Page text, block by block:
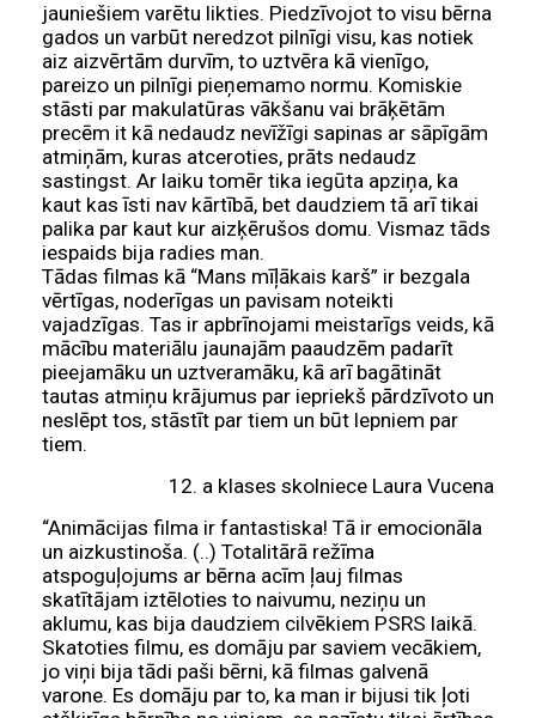
jauniešiem varētu likties. Piedzīvojot to visu bērna
gados un varbūt neredzot pilnīgi visu, kas notiek
aiz aizvērtām durvīm, to uztvēra kā vienīgo,
pareizo un pilnīgi pieņemamo normu. Komiskie
stāsti par makulatūras vākšanu vai brāķētām
precēm it kā nedaudz nevīžīgi sapinas ar sāpīgām
atmiņām, kuras atceroties, prāts nedaudz
sastingst. Ar laiku tomēr tika iegūta apziņa, ka
kaut kas īsti nav kārtībā, bet daudziem tā arī tikai
palika par kaut kur aizķērušos domu. Vismaz tāds
iespaids bija radies man.
Tādas filmas kā “Mans mīļākais karš” ir bezgala
vērtīgas, noderīgas un pavisam noteikti
vajadzīgas. Tas ir apbrīnojami meistarīgs veids, kā
mācību materiālu jaunajām paaudzēm padarīt
pieejamāku un uztveramāku, kā arī bagātināt
tautas atmiņu krājumus par iepriekš pārdzīvoto un
neslēpt tos, stāstīt par tiem un būt lepniem par
tiem.
12. a klases skolniece Laura Vucena
“Animācijas filma ir fantastiska! Tā ir emocionāla
un aizkustinoša. (..) Totalitārā režīma
atspoguļojums ar bērna acīm ļauj filmas
skatītājam iztēloties to naivumu, neziņu un
aklumu, kas bija daudziem cilvēkiem PSRS laikā.
Skatoties filmu, es domāju par saviem vecākiem,
jo viņi bija tādi paši bērni, kā filmas galvenā
varone. Es domāju par to, ka man ir bijusi tik ļoti